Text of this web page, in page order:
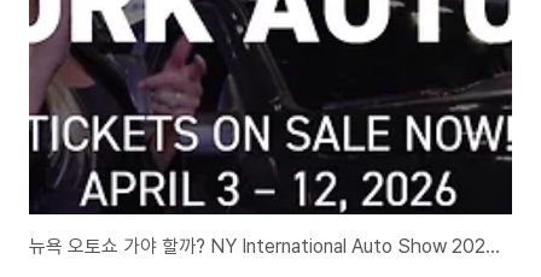
합니다. 실제로 산업 트렌드를 확인하고 싶은 분들이라면 꽤 도움이..
뉴욕 오토쇼 가야 할까? NY International Auto Show 2026년 총정리